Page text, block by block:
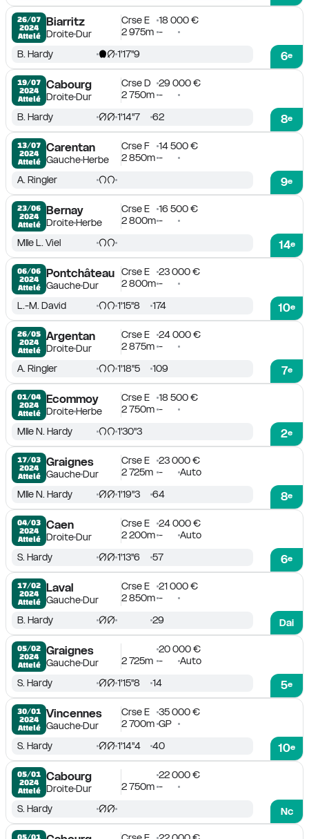
26/07
2024
Attelé
Biarritz
DroiteDur
Crse E
18 000 €
2 975m -
6e
B. Hardy 1'17''9
19/07
2024
Attelé
Cabourg
DroiteDur
Crse D
29 000 €
2 750m -
8e
B. Hardy 1'14''7 62
13/07
2024
Attelé
Carentan
GaucheHerbe
Crse F
14 500 €
2 850m -
9e
A. Ringler
23/06
2024
Attelé
Bernay
DroiteHerbe
Crse E
16 500 €
2 800m -
14e
Mlle L. Viel
06/06
2024
Attelé
Pontchâteau
GaucheDur
Crse E
23 000 €
2 800m -
10e
L.-M. David 1'15''8 174
26/05
2024
Attelé
Argentan
DroiteDur
Crse E
24 000 €
2 875m -
7e
A. Ringler 1'18''5 109
01/04
2024
Attelé
Ecommoy
DroiteHerbe
Crse E
18 500 €
2 750m -
2e
Mlle N. Hardy 1'30''3
17/03
2024
Attelé
Graignes
GaucheDur
Crse E
23 000 €
2 725m - Auto
8e
Mlle N. Hardy 1'19''3 64
04/03
2024
Attelé
Caen
DroiteDur
Crse E
24 000 €
2 200m - Auto
6e
S. Hardy 1'13''6 57
17/02
2024
Attelé
Laval
GaucheDur
Crse E
21 000 €
2 850m -
Dai
B. Hardy 29
05/02
2024
Attelé
Graignes
GaucheDur
20 000 €
2 725m - Auto
5e
S. Hardy 1'15''8 14
30/01
2024
Attelé
Vincennes
GaucheDur
Crse E
35 000 €
2 700m GP
10e
S. Hardy 1'14''4 40
05/01
2024
Attelé
Cabourg
DroiteDur
22 000 €
2 750m -
Nc
S. Hardy
05/01